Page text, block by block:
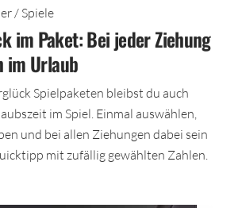
/ Spiele
im Paket: Bei jeder Ziehung
im Urlaub
Spielpaketen bleibst du auch
im Spiel. Einmal auswählen,
und bei allen Ziehungen dabei sein
mit zufällig gewählten Zahlen.